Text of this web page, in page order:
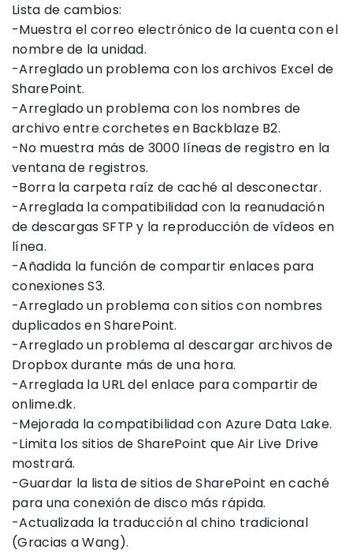
Lista de cambios:
-Muestra el correo electrónico de la cuenta con el
nombre de la unidad.
-Arreglado un problema con los archivos Excel de
SharePoint.
-Arreglado un problema con los nombres de
archivo entre corchetes en Backblaze B2.
-No muestra más de 3000 líneas de registro en la
ventana de registros.
-Borra la carpeta raíz de caché al desconectar.
-Arreglada la compatibilidad con la reanudación
de descargas SFTP y la reproducción de vídeos en
línea.
-Añadida la función de compartir enlaces para
conexiones S3.
-Arreglado un problema con sitios con nombres
duplicados en SharePoint.
-Arreglado un problema al descargar archivos de
Dropbox durante más de una hora.
-Arreglada la URL del enlace para compartir de
onlime.dk.
-Mejorada la compatibilidad con Azure Data Lake.
-Limita los sitios de SharePoint que Air Live Drive
mostrará.
-Guardar la lista de sitios de SharePoint en caché
para una conexión de disco más rápida.
-Actualizada la traducción al chino tradicional
(Gracias a Wang).